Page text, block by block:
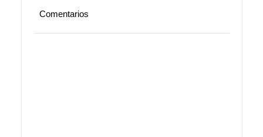
Comentarios